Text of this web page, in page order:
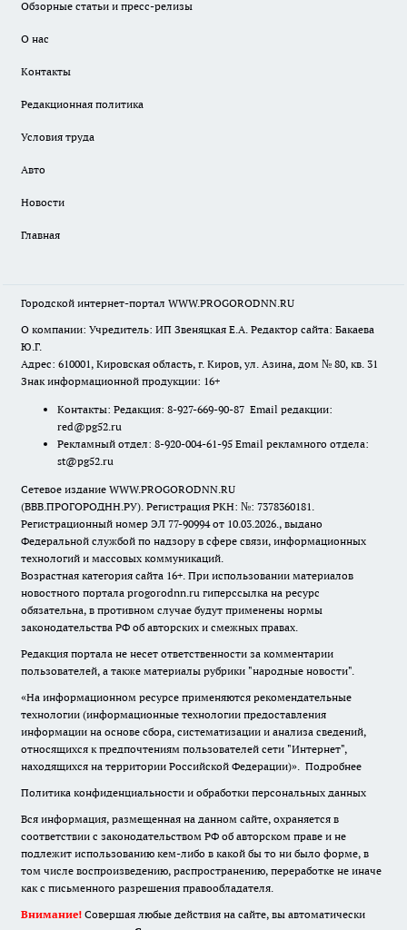
Обзорные статьи и пресс-релизы
О нас
Контакты
Редакционная политика
Условия труда
Авто
Новости
Главная
Городской интернет-портал WWW.PROGORODNN.RU
О компании: Учредитель: ИП Звеняцкая Е.А. Редактор сайта: Бакаева
Ю.Г.
Адрес: 610001, Кировская область, г. Киров, ул. Азина, дом № 80, кв. 31
Знак информационной продукции: 16+
Контакты: Редакция: 8-927-669-90-87 Email редакции:
red@pg52.ru
Рекламный отдел: 8-920-004-61-95 Email рекламного отдела:
st@pg52.ru
Сетевое издание WWW.PROGORODNN.RU
(ВВВ.ПРОГОРОДНН.РУ). Регистрация РКН: №: 7378360181.
Регистрационный номер ЭЛ 77-90994 от 10.03.2026., выдано
Федеральной службой по надзору в сфере связи, информационных
технологий и массовых коммуникаций.
Возрастная категория сайта 16+. При использовании материалов
новостного портала progorodnn.ru гиперссылка на ресурс
обязательна, в противном случае будут применены нормы
законодательства РФ об авторских и смежных правах.
Редакция портала не несет ответственности за комментарии
пользователей, а также материалы рубрики "народные новости".
«На информационном ресурсе применяются рекомендательные
технологии (информационные технологии предоставления
информации на основе сбора, систематизации и анализа сведений,
относящихся к предпочтениям пользователей сети "Интернет",
находящихся на территории Российской Федерации)». Подробнее
Политика конфиденциальности и обработки персональных данных
Вся информация, размещенная на данном сайте, охраняется в
соответствии с законодательством РФ об авторском праве и не
подлежит использованию кем-либо в какой бы то ни было форме, в
том числе воспроизведению, распространению, переработке не иначе
как с письменного разрешения правообладателя.
Внимание! Совершая любые действия на сайте, вы автоматически